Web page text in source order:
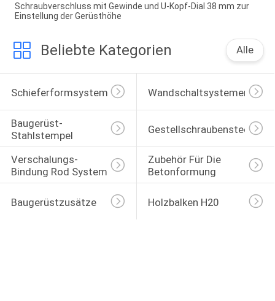
Schraubverschluss mit Gewinde und U-Kopf-Dial 38 mm zur
Einstellung der Gerüsthöhe
Beliebte Kategorien Alle
Schieferformsysteme Wandschaltsystemen
Baugerüst-
Stahlstempel
Verschalungs-
Bindung Rod System
Zubehör Für Die
Betonformung
Baugerüstzusätze Holzbalken H20